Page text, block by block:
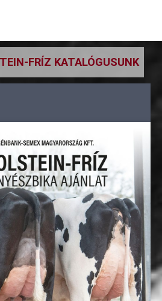
FRÍZ KATALÓGUSUNK